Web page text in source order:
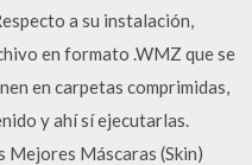
a su instalación,
en formato .WMZ que se
en carpetas comprimidas,
y ahí sí ejecutarlas.
Máscaras (Skin)